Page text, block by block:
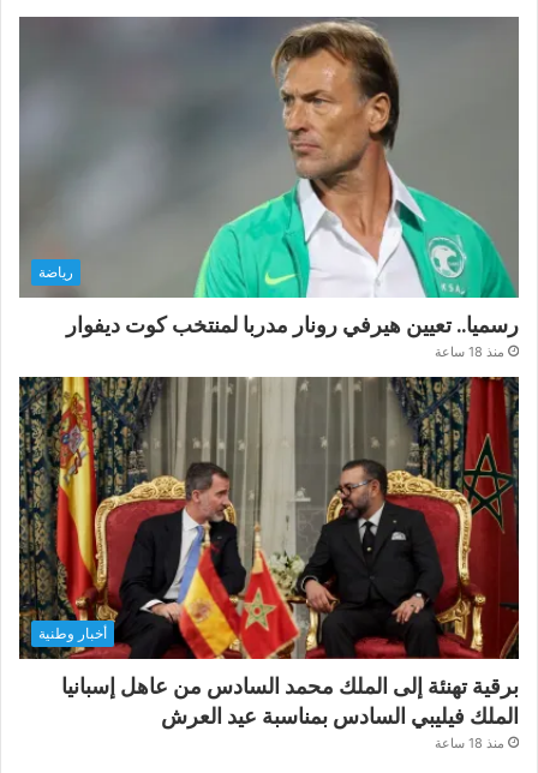
رياضة
رسميا.. تعيين هيرفي رونار مدربا لمنتخب كوت ديفوار
منذ 18 ساعة
أخبار وطنية
برقية تهنئة إلى الملك محمد السادس من عاهل إسبانيا
الملك فيليبي السادس بمناسبة عيد العرش
منذ 18 ساعة